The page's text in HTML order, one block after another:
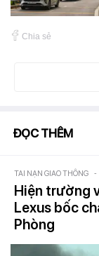
Chia sẻ
ĐỌC THÊM
TAI NẠN GIAO THÔNG -
Hiện trường
Lexus bốc
Phòng